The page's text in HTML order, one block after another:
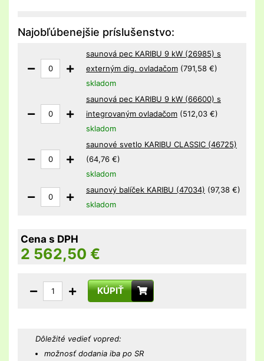
Najobľúbenejšie príslušenstvo:
saunová pec KARIBU 9 kW (26985) s
externým dig. ovladačom (791,58 €)
skladom
saunová pec KARIBU 9 kW (66600) s
integrovaným ovladačom (512,03 €)
skladom
saunové svetlo KARIBU CLASSIC (46725)
(64,76 €)
skladom
saunový balíček KARIBU (47034) (97,38 €)
skladom
Cena s DPH
2 562,50 €
KÚPIŤ
Dôležité vedieť vopred:
možnosť dodania iba po SR